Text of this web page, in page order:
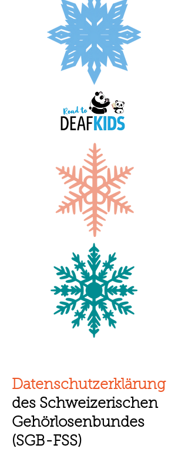
Datenschutzerklärung
des Schweizerischen
Gehörlosenbundes
(SGB-FSS)